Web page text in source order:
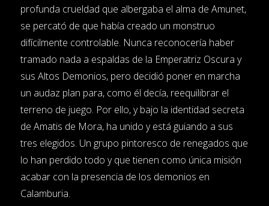
profunda crueldad que albergaba el alma de Amunet,
se percató de que había creado un monstruo
difícilmente controlable. Nunca reconocería haber
tramado nada a espaldas de la Emperatriz Oscura y
sus Altos Demonios, pero decidió poner en marcha
un audaz plan para, como él decía, reequilibrar el
terreno de juego. Por ello, y bajo la identidad secreta
de Amatis de Mora, ha unido y está guiando a sus
tres elegidos. Un grupo pintoresco de renegados que
lo han perdido todo y que tienen como única misión
acabar con la presencia de los demonios en
Calamburia.